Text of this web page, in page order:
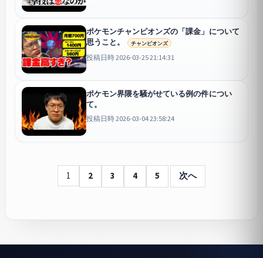
ポケモンチャンピオンズの「課金」について
思うこと。
チャンピオンズ
投稿日時 2026-03-25 21:14:31
ポケモン界隈を騒がせている例の件につい
て。
投稿日時 2026-03-04 23:58:24
1 2 3 4 5 次へ